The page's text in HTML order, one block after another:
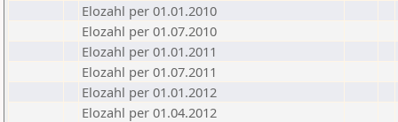
Elozahl per 01.01.2010
Elozahl per 01.07.2010
Elozahl per 01.01.2011
Elozahl per 01.07.2011
Elozahl per 01.01.2012
Elozahl per 01.04.2012